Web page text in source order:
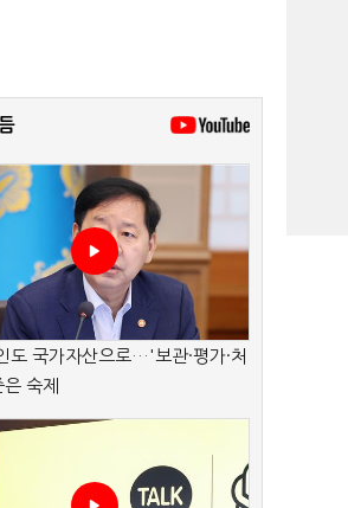
도 국가자산으로…'보관·평가·처
숙제